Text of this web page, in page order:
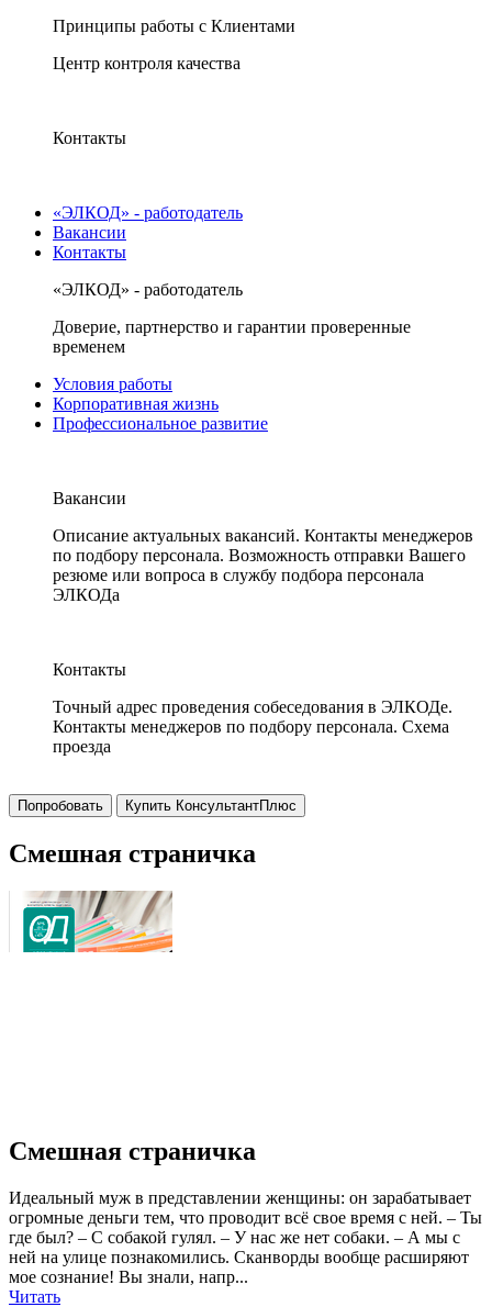
Принципы работы с Клиентами
Центр контроля качества
Контакты
«ЭЛКОД» - работодатель
Вакансии
Контакты
«ЭЛКОД» - работодатель
Доверие, партнерство и гарантии проверенные
временем
Условия работы
Корпоративная жизнь
Профессиональное развитие
Вакансии
Описание актуальных вакансий. Контакты менеджеров
по подбору персонала. Возможность отправки Вашего
резюме или вопроса в службу подбора персонала
ЭЛКОДа
Контакты
Точный адрес проведения собеседования в ЭЛКОДе.
Контакты менеджеров по подбору персонала. Схема
проезда
Попробовать Купить КонсультантПлюс
Смешная страничка
Смешная страничка
Идеальный муж в представлении женщины: он зарабатывает
огромные деньги тем, что проводит всё свое время с ней. – Ты
где был? – С собакой гулял. – У нас же нет собаки. – А мы с
ней на улице познакомились. Сканворды вообще расширяют
мое сознание! Вы знали, напр...
Читать